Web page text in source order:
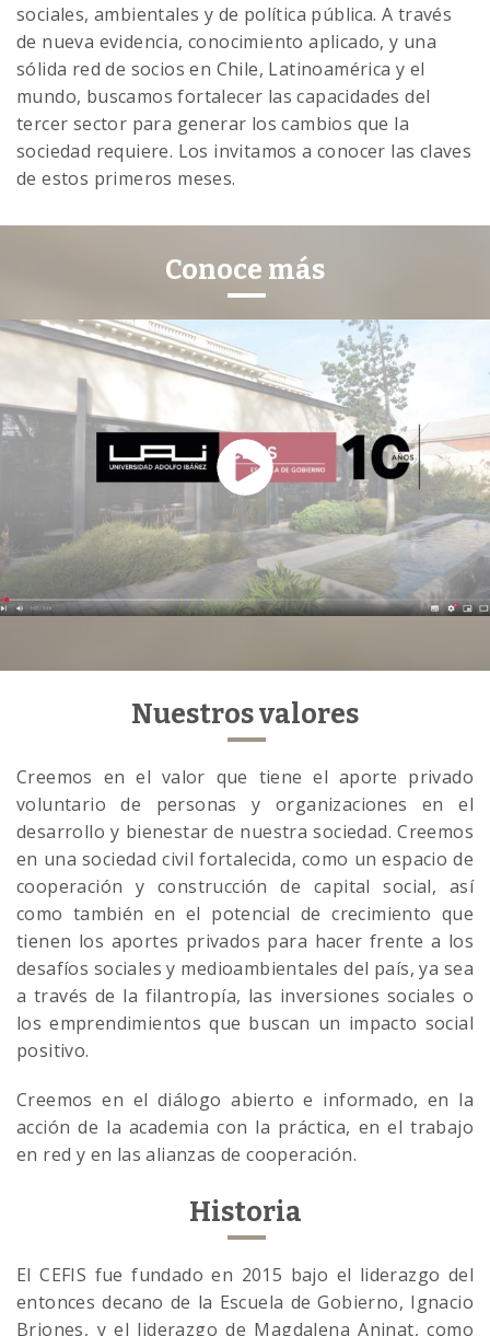
sociales, ambientales y de política pública. A través
de nueva evidencia, conocimiento aplicado, y una
sólida red de socios en Chile, Latinoamérica y el
mundo, buscamos fortalecer las capacidades del
tercer sector para generar los cambios que la
sociedad requiere. Los invitamos a conocer las claves
de estos primeros meses.
Conoce más
Nuestros valores
Creemos en el valor que tiene el aporte privado
voluntario de personas y organizaciones en el
desarrollo y bienestar de nuestra sociedad. Creemos
en una sociedad civil fortalecida, como un espacio de
cooperación y construcción de capital social, así
como también en el potencial de crecimiento que
tienen los aportes privados para hacer frente a los
desafíos sociales y medioambientales del país, ya sea
a través de la filantropía, las inversiones sociales o
los emprendimientos que buscan un impacto social
positivo.
Creemos en el diálogo abierto e informado, en la
acción de la academia con la práctica, en el trabajo
en red y en las alianzas de cooperación.
Historia
El CEFIS fue fundado en 2015 bajo el liderazgo del
entonces decano de la Escuela de Gobierno, Ignacio
Briones, y el liderazgo de Magdalena Aninat, como